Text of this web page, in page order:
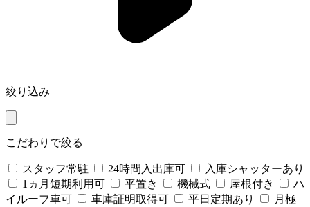
絞り込み
こだわりで絞る
スタッフ常駐 24時間入出庫可
入庫シャッターあり
1ヵ月短期利用可
平置き 機械式 屋根付き
ハ
イルーフ車可
車庫証明取得可 平日定期あり
月極